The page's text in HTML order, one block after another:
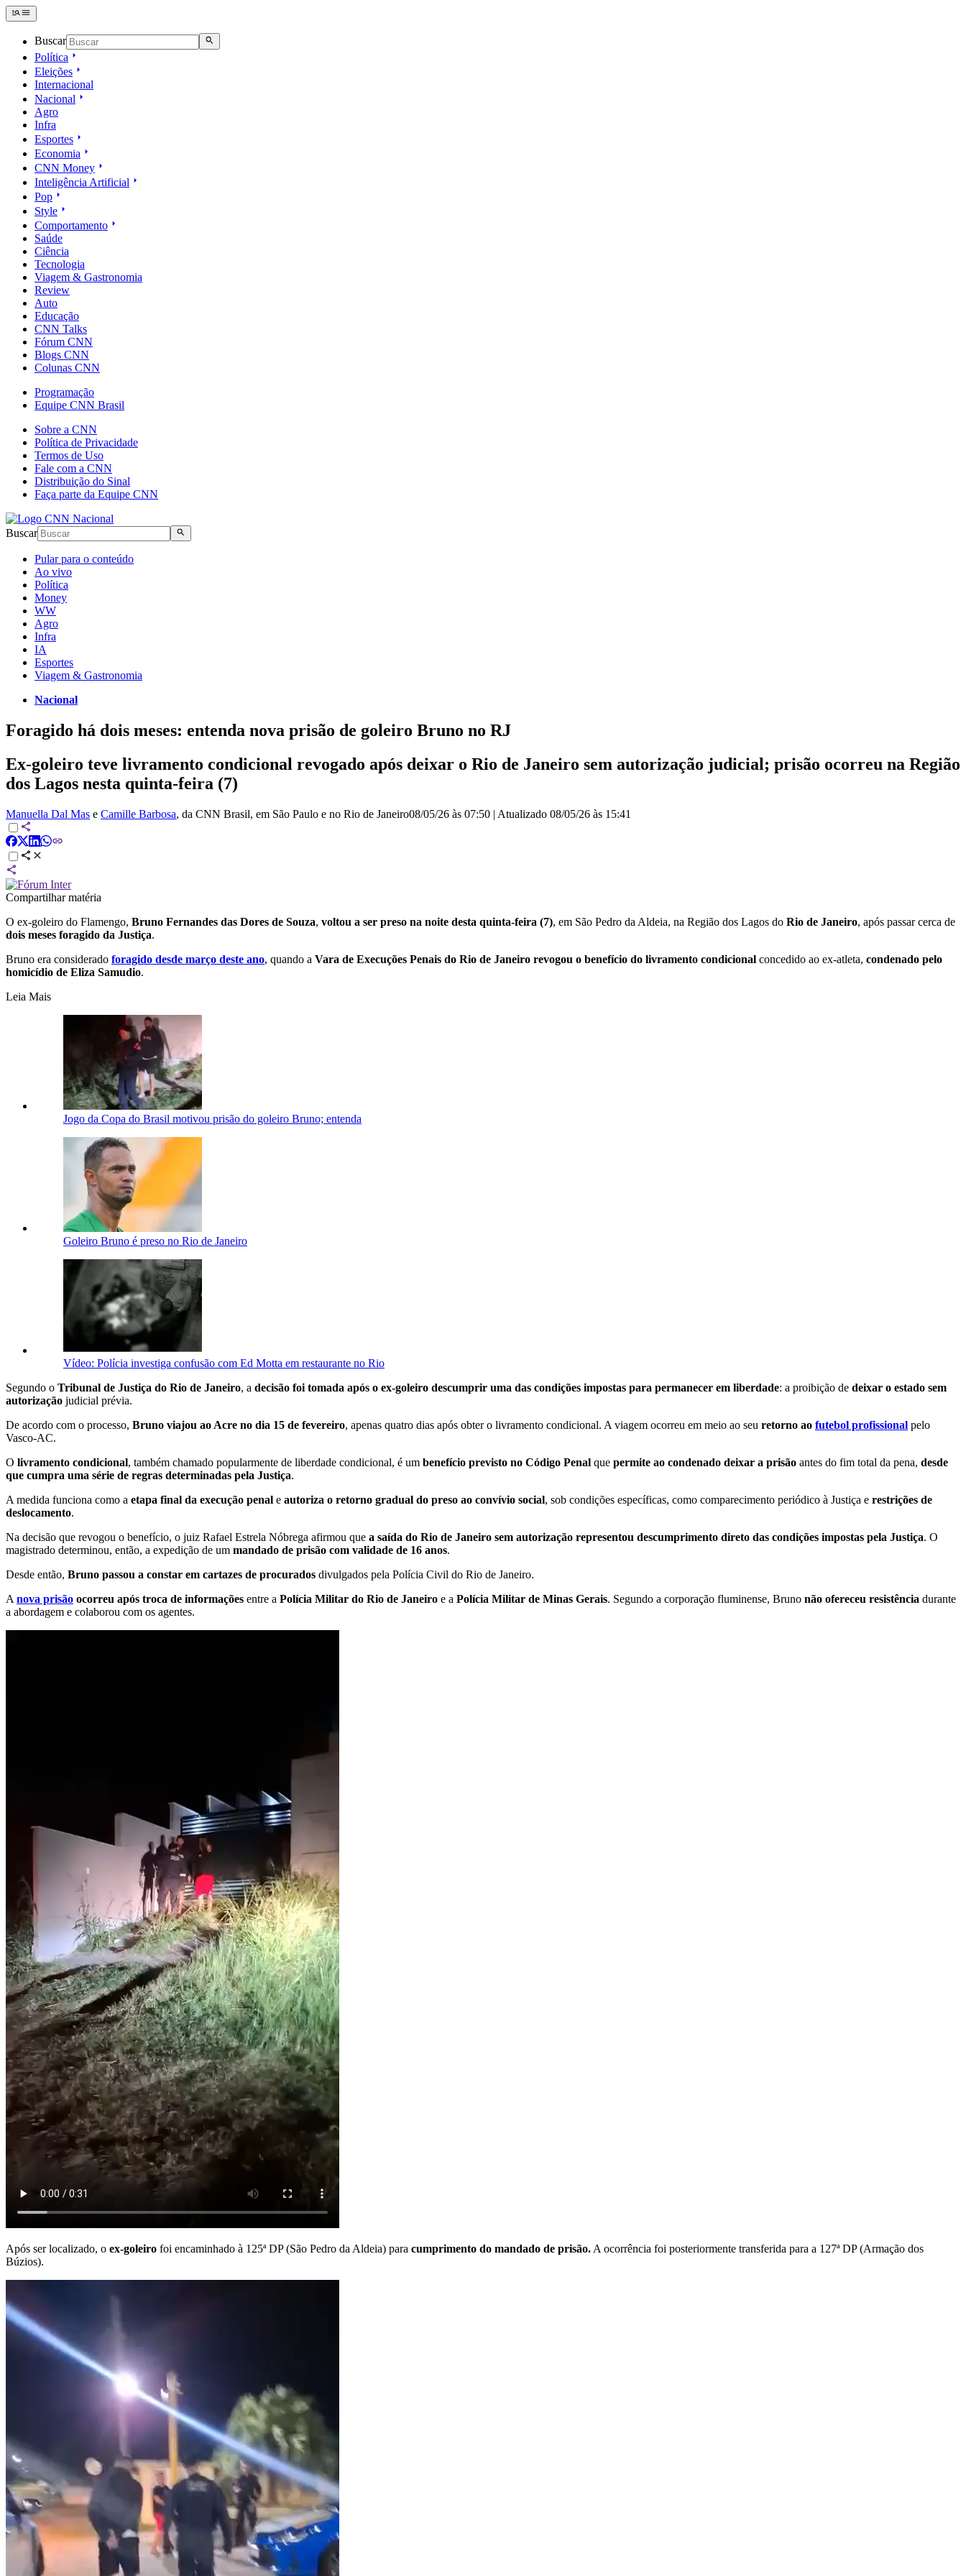
Buscar
Política
Eleições
Internacional
Nacional
Agro
Infra
Esportes
Economia
CNN Money
Inteligência Artificial
Pop
Style
Comportamento
Saúde
Ciência
Tecnologia
Viagem & Gastronomia
Review
Auto
Educação
CNN Talks
Fórum CNN
Blogs CNN
Colunas CNN
Programação
Equipe CNN Brasil
Sobre a CNN
Política de Privacidade
Termos de Uso
Fale com a CNN
Distribuição do Sinal
Faça parte da Equipe CNN
Buscar
Pular para o conteúdo
Ao vivo
Política
Money
WW
Agro
Infra
IA
Esportes
Viagem & Gastronomia
Nacional
Foragido há dois meses: entenda nova prisão de goleiro Bruno no RJ
Ex-goleiro teve livramento condicional revogado após deixar o Rio de Janeiro sem autorização judicial; prisão ocorreu na Região
dos Lagos nesta quinta-feira (7)
Manuella Dal Mas e Camille Barbosa, da CNN Brasil, em São Paulo e no Rio de Janeiro08/05/26 às 07:50 | Atualizado 08/05/26 às 15:41
Compartilhar matéria
O ex-goleiro do Flamengo, Bruno Fernandes das Dores de Souza, voltou a ser preso na noite desta quinta-feira (7), em São Pedro da Aldeia, na Região dos Lagos do Rio de Janeiro, após passar cerca de
dois meses foragido da Justiça.
Bruno era considerado foragido desde março deste ano, quando a Vara de Execuções Penais do Rio de Janeiro revogou o benefício do livramento condicional concedido ao ex-atleta, condenado pelo
homicídio de Eliza Samudio.
Leia Mais
Jogo da Copa do Brasil motivou prisão do goleiro Bruno; entenda
Goleiro Bruno é preso no Rio de Janeiro
Vídeo: Polícia investiga confusão com Ed Motta em restaurante no Rio
Segundo o Tribunal de Justiça do Rio de Janeiro, a decisão foi tomada após o ex-goleiro descumprir uma das condições impostas para permanecer em liberdade: a proibição de deixar o estado sem
autorização judicial prévia.
De acordo com o processo, Bruno viajou ao Acre no dia 15 de fevereiro, apenas quatro dias após obter o livramento condicional. A viagem ocorreu em meio ao seu retorno ao futebol profissional pelo
Vasco-AC.
O livramento condicional, também chamado popularmente de liberdade condicional, é um benefício previsto no Código Penal que permite ao condenado deixar a prisão antes do fim total da pena, desde
que cumpra uma série de regras determinadas pela Justiça.
A medida funciona como a etapa final da execução penal e autoriza o retorno gradual do preso ao convívio social, sob condições específicas, como comparecimento periódico à Justiça e restrições de
deslocamento.
Na decisão que revogou o benefício, o juiz Rafael Estrela Nóbrega afirmou que a saída do Rio de Janeiro sem autorização representou descumprimento direto das condições impostas pela Justiça. O
magistrado determinou, então, a expedição de um mandado de prisão com validade de 16 anos.
Desde então, Bruno passou a constar em cartazes de procurados divulgados pela Polícia Civil do Rio de Janeiro.
A nova prisão ocorreu após troca de informações entre a Polícia Militar do Rio de Janeiro e a Polícia Militar de Minas Gerais. Segundo a corporação fluminense, Bruno não ofereceu resistência durante
a abordagem e colaborou com os agentes.
Após ser localizado, o ex-goleiro foi encaminhado à 125ª DP (São Pedro da Aldeia) para cumprimento do mandado de prisão. A ocorrência foi posteriormente transferida para a 127ª DP (Armação dos
Búzios).